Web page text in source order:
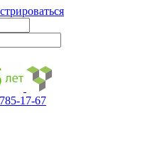
17-67